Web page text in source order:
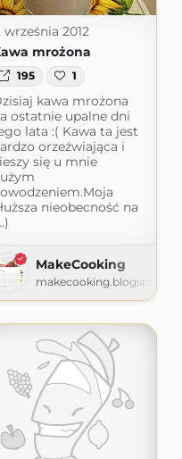
września 2012
mrożona
195 1
kawa mrożona
ostatnie upalne dni
lata :( Kawa ta jest
orzeźwiająca i
się u mnie
nieobecność na
MakeCooking